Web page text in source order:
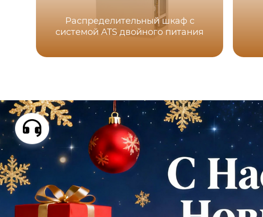
Распределительный шкаф с
системой ATS двойного питания